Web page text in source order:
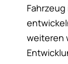
weiteren